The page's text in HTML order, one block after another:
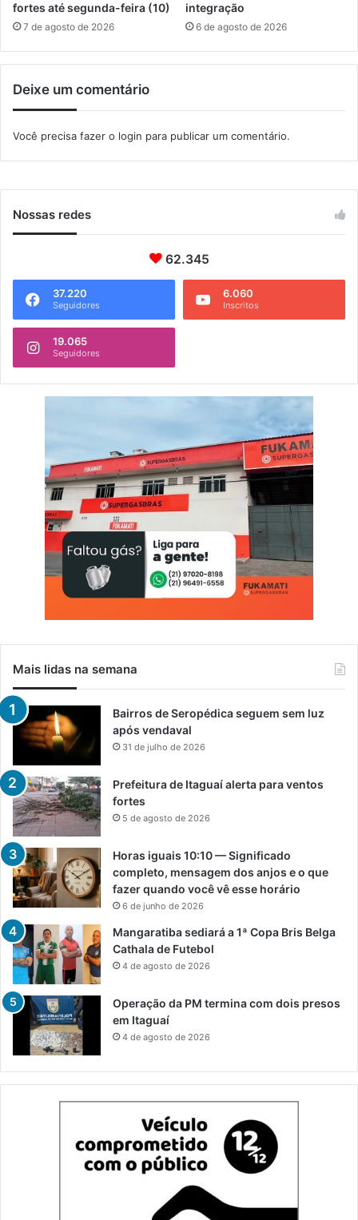
M
a
r
a
i
b
fortes até segunda-feira (10)
7 de agosto de 2026
integração
6 de agosto de 2026
Deixe um comentário
Você precisa fazer o login para publicar um comentário.
Nossas redes
62.345
37.220
Seguidores
6.060
Inscritos
19.065
Seguidores
Mais lidas na semana
Bairros de Seropédica seguem sem luz
após vendaval
31 de julho de 2026
Prefeitura de Itaguaí alerta para ventos
fortes
5 de agosto de 2026
Horas iguais 10:10 — Significado
completo, mensagem dos anjos e o que
fazer quando você vê esse horário
6 de junho de 2026
Mangaratiba sediará a 1ª Copa Bris Belga
Cathala de Futebol
4 de agosto de 2026
Operação da PM termina com dois presos
em Itaguaí
4 de agosto de 2026